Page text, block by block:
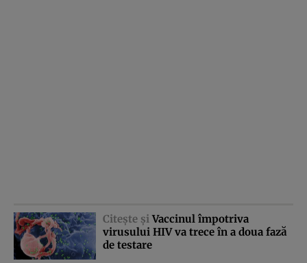
Citeşte şiVaccinul împotriva
virusului HIV va trece în a doua fază
de testare